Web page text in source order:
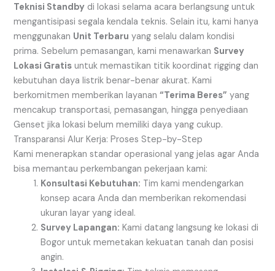
Teknisi Standby di lokasi selama acara berlangsung untuk
mengantisipasi segala kendala teknis. Selain itu, kami hanya
menggunakan Unit Terbaru yang selalu dalam kondisi
prima. Sebelum pemasangan, kami menawarkan Survey
Lokasi Gratis untuk memastikan titik koordinat rigging dan
kebutuhan daya listrik benar-benar akurat. Kami
berkomitmen memberikan layanan“Terima Beres” yang
mencakup transportasi, pemasangan, hingga penyediaan
Genset jika lokasi belum memiliki daya yang cukup.
Transparansi Alur Kerja: Proses Step-by-Step
Kami menerapkan standar operasional yang jelas agar Anda
bisa memantau perkembangan pekerjaan kami:
Konsultasi Kebutuhan: Tim kami mendengarkan
konsep acara Anda dan memberikan rekomendasi
ukuran layar yang ideal.
Survey Lapangan: Kami datang langsung ke lokasi di
Bogor untuk memetakan kekuatan tanah dan posisi
angin.